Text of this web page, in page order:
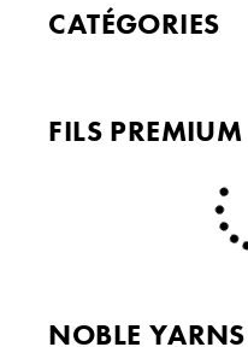
CATÉGORIES
FILS PREMIUM
NOBLE YARNS